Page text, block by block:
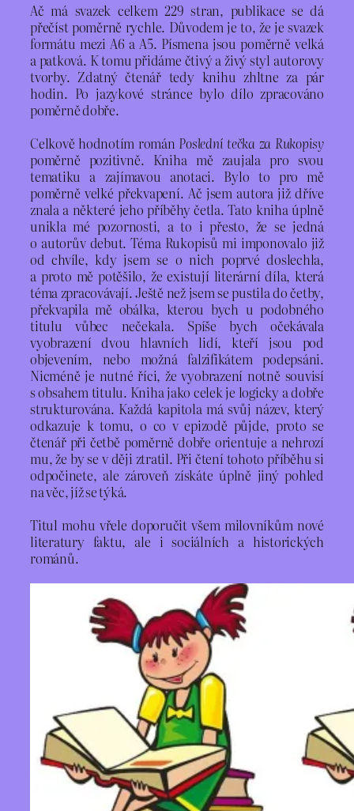
Ač má svazek celkem 229 stran, publikace se dá
přečíst poměrně rychle. Důvodem je to, že je svazek
formátu mezi A6 a A5. Písmena jsou poměrně velká
a patková. K tomu přidáme čtivý a živý styl autorovy
tvorby. Zdatný čtenář tedy knihu zhltne za pár
hodin. Po jazykové stránce bylo dílo zpracováno
poměrně dobře.
Celkově hodnotím román Poslední tečka za Rukopisy
poměrně pozitivně. Kniha mě zaujala pro svou
tematiku a zajímavou anotaci. Bylo to pro mě
poměrně velké překvapení. Ač jsem autora již dříve
znala a některé jeho příběhy četla. Tato kniha úplně
unikla mé pozornosti, a to i přesto, že se jedná
o autorův debut. Téma Rukopisů mi imponovalo již
od chvíle, kdy jsem se o nich poprvé doslechla,
a proto mě potěšilo, že existují literární díla, která
téma zpracovávají. Ještě než jsem se pustila do četby,
překvapila mě obálka, kterou bych u podobného
titulu vůbec nečekala. Spíše bych očekávala
vyobrazení dvou hlavních lidí, kteří jsou pod
objevením, nebo možná falzifikátem podepsáni.
Nicméně je nutné říci, že vyobrazení notně souvisí
s obsahem titulu. Kniha jako celek je logicky a dobře
strukturována. Každá kapitola má svůj název, který
odkazuje k tomu, o co v epizodě půjde, proto se
čtenář při četbě poměrně dobře orientuje a nehrozí
mu, že by se v ději ztratil. Při čtení tohoto příběhu si
odpočinete, ale zároveň získáte úplně jiný pohled
na věc, jíž se týká.
Titul mohu vřele doporučit všem milovníkům nové
literatury faktu, ale i sociálních a historických
románů.